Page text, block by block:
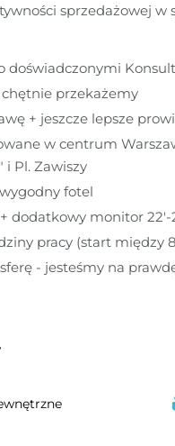
sprzedażowej w
doświadczonymi
przekażemy
+ jeszcze lepsze
w centrum
i Pl. Zawiszy
fotel
dodatkowy monitor 22'-
pracy (start między
- jesteśmy na